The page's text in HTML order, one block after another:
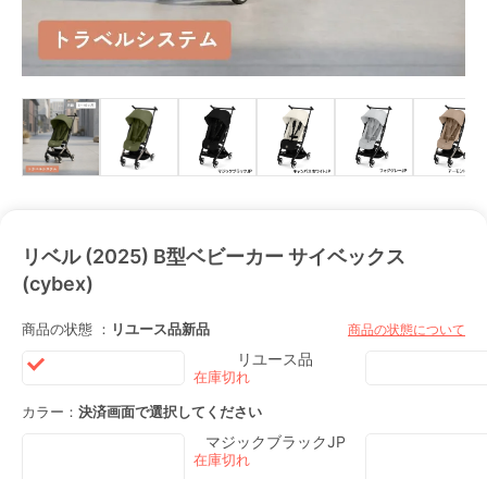
リベル (2025) B型ベビーカー サイベックス
(cybex)
商品の状態 ： リユース品新品 商品の状態について
リユース品
カラー： 決済画面で選択してください
マジックブラックJP